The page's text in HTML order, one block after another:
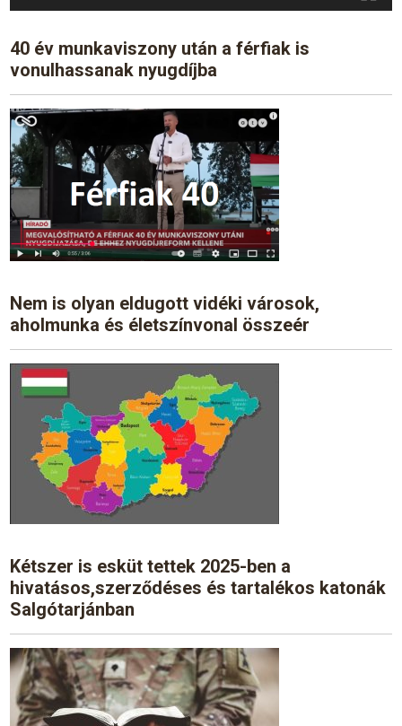
40 év munkaviszony után a férfiak is
vonulhassanak nyugdíjba
Nem is olyan eldugott vidéki városok,
aholmunka és életszínvonal összeér
Kétszer is esküt tettek 2025-ben a
hivatásos,szerződéses és tartalékos katonák
Salgótarjánban